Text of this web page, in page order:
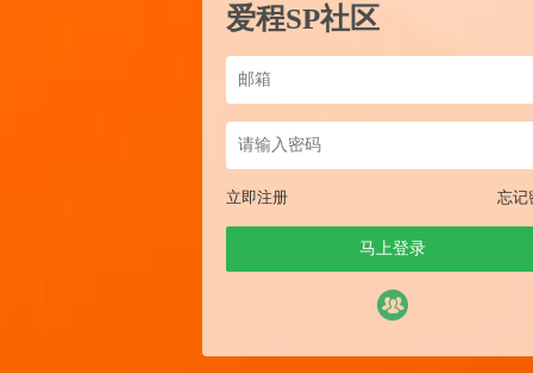
爱程SP社区
立即注册 忘记
马上登录